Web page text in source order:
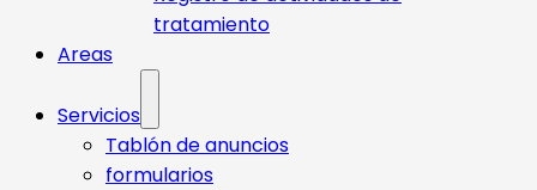
tratamiento
Areas
Servicios
Tablón de anuncios
formularios